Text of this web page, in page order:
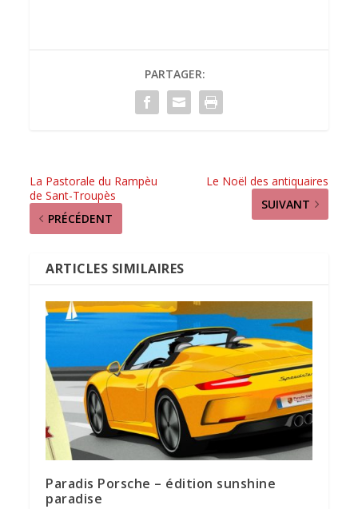
PARTAGER:
La Pastorale du Rampèu
de Sant-Troupès
PRÉCÉDENT
Le Noël des antiquaires
SUIVANT
ARTICLES SIMILAIRES
Paradis Porsche – édition sunshine
paradise